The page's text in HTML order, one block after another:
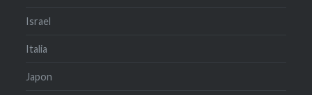
Israel
Italia
Japon